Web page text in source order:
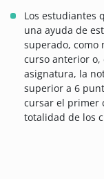
Los estudiantes
una ayuda de
superado, como
curso anterior o,
asignatura, la
superior a 6
cursar el primer
totalidad de los